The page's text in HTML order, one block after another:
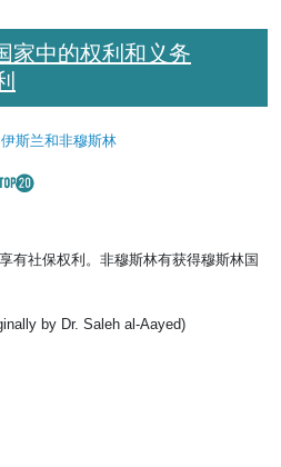
家中的权利和义务
伊斯兰和非穆斯林
有社保权利。非穆斯林有获得穆斯林国
by Dr. Saleh al-Aayed)